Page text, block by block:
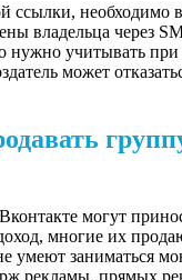
ссылки, необходимо
владельца через
нужно учитывать
может
могут
многие их
умеют заниматься
рекламы, прямых